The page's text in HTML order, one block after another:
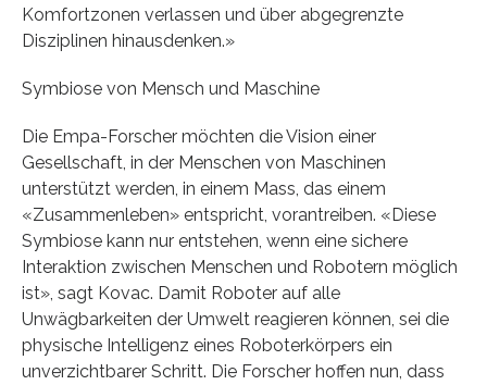
Komfortzonen verlassen und über abgegrenzte
Disziplinen hinausdenken.»
Symbiose von Mensch und Maschine
Die Empa-Forscher möchten die Vision einer
Gesellschaft, in der Menschen von Maschinen
unterstützt werden, in einem Mass, das einem
«Zusammenleben» entspricht, vorantreiben. «Diese
Symbiose kann nur entstehen, wenn eine sichere
Interaktion zwischen Menschen und Robotern möglich
ist», sagt Kovac. Damit Roboter auf alle
Unwägbarkeiten der Umwelt reagieren können, sei die
physische Intelligenz eines Roboterkörpers ein
unverzichtbarer Schritt. Die Forscher hoffen nun, dass